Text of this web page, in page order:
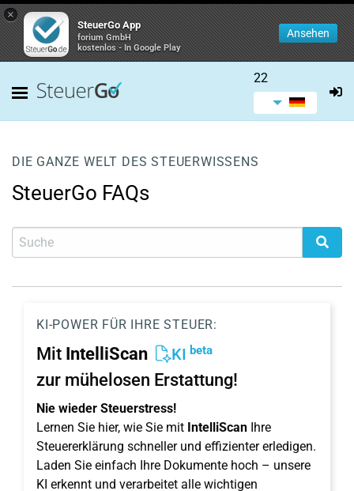
×
SteuerGo App
forium GmbH
kostenlos - In Google Play
Ansehen
22
DIE GANZE WELT DES STEUERWISSENS
SteuerGo FAQs
KI-POWER FÜR IHRE STEUER:
Mit IntelliScan KI beta
zur mühelosen Erstattung!
Nie wieder Steuerstress!
Lernen Sie hier, wie Sie mit IntelliScan Ihre
Steuererklärung schneller und effizienter erledigen.
Laden Sie einfach Ihre Dokumente hoch – unsere
KI erkennt und verarbeitet alle wichtigen